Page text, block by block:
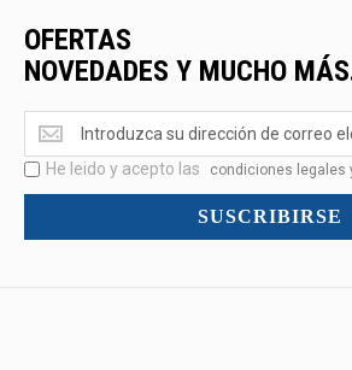
OFERTAS
NOVEDADES Y MUCHO
Ofertas
<br>Novedades
y
mucho
He leido y acepto las condiciones legales
SUSCRIBIRSE